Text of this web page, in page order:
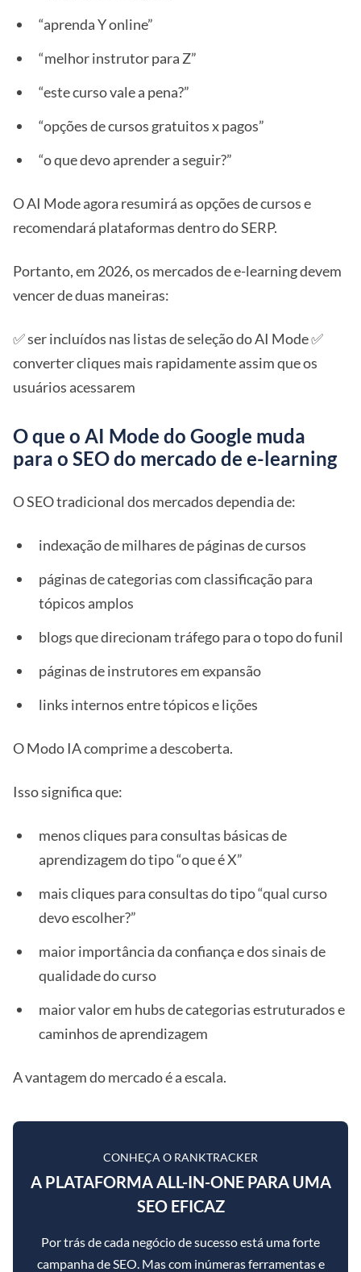
“aprenda Y online”
“melhor instrutor para Z”
“este curso vale a pena?”
“opções de cursos gratuitos x pagos”
“o que devo aprender a seguir?”
O AI Mode agora resumirá as opções de cursos e
recomendará plataformas dentro do SERP.
Portanto, em 2026, os mercados de e-learning devem
vencer de duas maneiras:
✅ ser incluídos nas listas de seleção do AI Mode ✅
converter cliques mais rapidamente assim que os
usuários acessarem
O que o AI Mode do Google muda
para o SEO do mercado de e-learning
O SEO tradicional dos mercados dependia de:
indexação de milhares de páginas de cursos
páginas de categorias com classificação para
tópicos amplos
blogs que direcionam tráfego para o topo do funil
páginas de instrutores em expansão
links internos entre tópicos e lições
O Modo IA comprime a descoberta.
Isso significa que:
menos cliques para consultas básicas de
aprendizagem do tipo “o que é X”
mais cliques para consultas do tipo “qual curso
devo escolher?”
maior importância da confiança e dos sinais de
qualidade do curso
maior valor em hubs de categorias estruturados e
caminhos de aprendizagem
A vantagem do mercado é a escala.
CONHEÇA O RANKTRACKER
A PLATAFORMA ALL-IN-ONE PARA UMA
SEO EFICAZ
Por trás de cada negócio de sucesso está uma forte
campanha de SEO. Mas com inúmeras ferramentas e